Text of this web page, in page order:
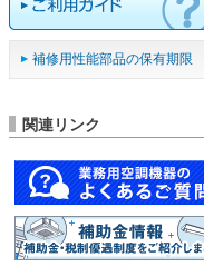
補修用性能部品の保有期限
関連リンク